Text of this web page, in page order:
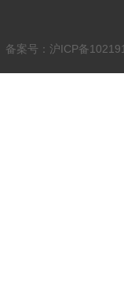
备案号：沪ICP备